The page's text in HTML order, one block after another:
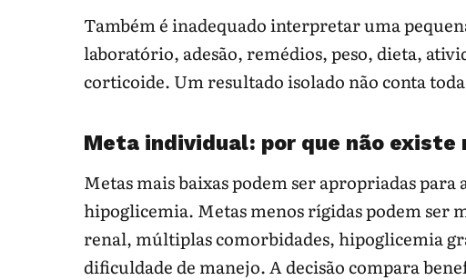
Também é inadequado interpretar uma
laboratório, adesão, remédios, peso, dieta,
corticoide. Um resultado isolado não conta
Meta individual: por que não existe
Metas mais baixas podem ser apropriadas para
hipoglicemia. Metas menos rígidas podem ser
renal, múltiplas comorbidades, hipoglicemia
dificuldade de manejo. A decisão compara